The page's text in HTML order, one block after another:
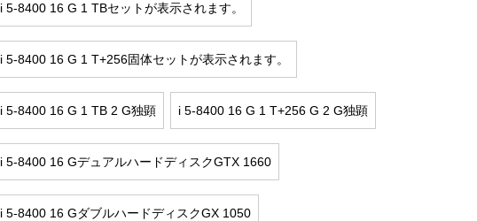
i 5-8400 16 G 1 TBセットが表示されます。
i 5-8400 16 G 1 T+256固体セットが表示されます。
i 5-8400 16 G 1 TB 2 G独顕 i 5-8400 16 G 1 T+256 G 2 G独顕
i 5-8400 16 GデュアルハードディスクGTX 1660
i 5-8400 16 GダブルハードディスクGX 1050